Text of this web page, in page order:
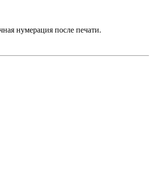
нумерация после печати.